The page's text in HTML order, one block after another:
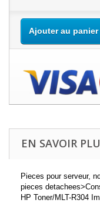
Ajouter au panier
EN SAVOIR
Pieces pour serveur,
pieces
HP Toner/MLT-R304